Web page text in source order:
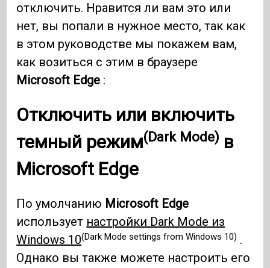
отключить. Нравится ли вам это или
нет, вы попали в нужное место, так как
в этом руководстве мы покажем вам,
как возиться с этим в браузере
Microsoft Edge :
Отключить или включить
темный режим(Dark Mode) в
Microsoft Edge
По умолчанию Microsoft Edge
использует настройки Dark Mode из
Windows 10(Dark Mode settings from Windows 10) .
Однако вы также можете настроить его